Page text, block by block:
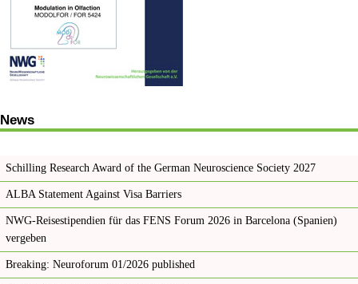
News
Schilling Research Award of the German Neuroscience Society 2027
ALBA Statement Against Visa Barriers
NWG-Reisestipendien für das FENS Forum 2026 in Barcelona (Spanien)
vergeben
Breaking: Neuroforum 01/2026 published